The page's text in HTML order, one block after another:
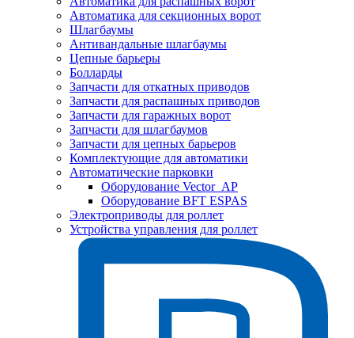
Автоматика для секционных ворот
Шлагбаумы
Антивандальные шлагбаумы
Цепные барьеры
Болларды
Запчасти для откатных приводов
Запчасти для распашных приводов
Запчасти для гаражных ворот
Запчасти для шлагбаумов
Запчасти для цепных барьеров
Комплектующие для автоматики
Автоматические парковки
Оборудование Vector_AP
Оборудование BFT ESPAS
Электроприводы для роллет
Устройства управления для роллет